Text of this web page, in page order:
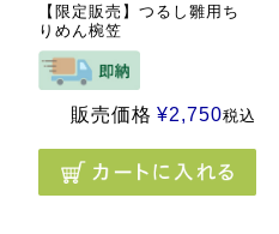
【限定販売】つるし雛用ち
りめん椀笠
販売価格 ¥2,750税込